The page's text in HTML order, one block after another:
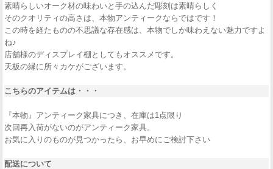
素晴らしいオーク材の味わいと手の込んだ彫刻は素晴らしく
そのクオリティの高さは、本物アンティークならではです！
この時を経たものの不思議な存在感は、本物でしか味わえない魅力ですよ
ね♪
店舗様のディスプレイ棚としてもオススメです。
天板の縁に所々カケがございます。
こちらのアイテムは・・・
『本物』アンティーク家具につき、在庫は1点限り
次回再入荷がないのがアンティーク家具。
お気に入りのものが見つかったら、お早めにご検討下さい
配送について